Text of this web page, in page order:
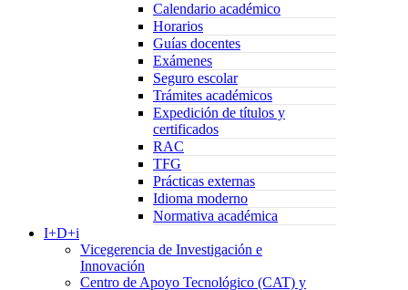
Calendario académico
Horarios
Guías docentes
Exámenes
Seguro escolar
Trámites académicos
Expedición de títulos y
certificados
RAC
TFG
Prácticas externas
Idioma moderno
Normativa académica
I+D+i
Vicegerencia de Investigación e
Innovación
Centro de Apoyo Tecnológico (CAT) y